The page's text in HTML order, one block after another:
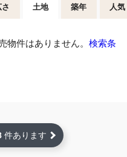
さ 土地 築年 人気
物件はありません。 検索条
件あります